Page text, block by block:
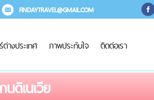
FINDAYTRAVEL@GMAIL.COM
างประเทศ ภาพประทับใจ ติดต่อเรา
ดิเนเวีย